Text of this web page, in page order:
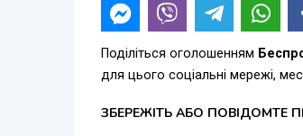
Поділіться оголошенням
для цього соціальні мережі,
ЗБЕРЕЖІТЬ АБО ПОВІДОМТЕ